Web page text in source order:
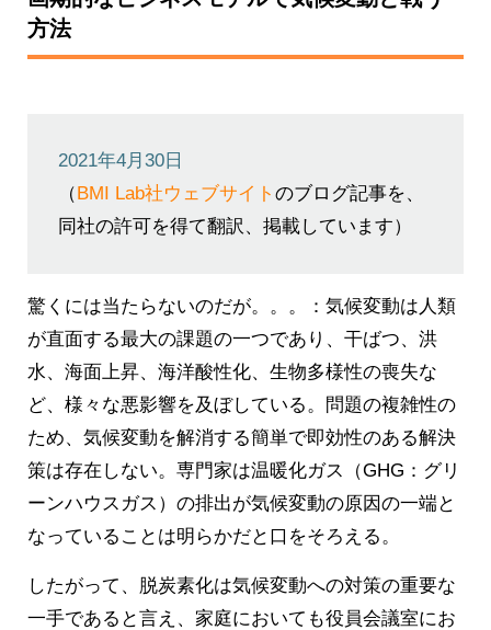
方法
2021年4月30日
（BMI Lab社ウェブサイト のブログ記事を、
同社の許可を得て翻訳、掲載しています）
驚くには当たらないのだが。。。：気候変動は人類
が直面する最大の課題の一つであり、干ばつ、洪
水、海面上昇、海洋酸性化、生物多様性の喪失な
ど、様々な悪影響を及ぼしている。問題の複雑性の
ため、気候変動を解消する簡単で即効性のある解決
策は存在しない。専門家は温暖化ガス（GHG：グリ
ーンハウスガス）の排出が気候変動の原因の一端と
なっていることは明らかだと口をそろえる。
したがって、脱炭素化は気候変動への対策の重要な
一手であると言え、家庭においても役員会議室にお